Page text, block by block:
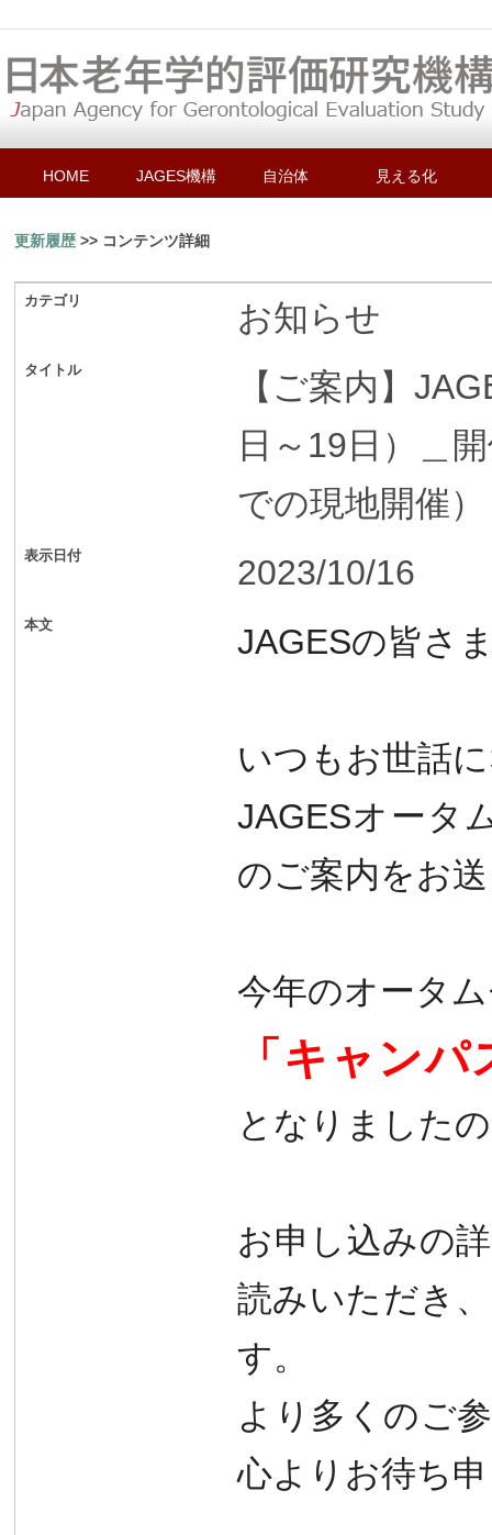
HOME JAGES機構 自治体 見える化
更新履歴 >> コンテンツ詳細
カテゴリ お知らせ
タイトル
【ご案内】
日～19日）＿
での現地開催）
表示日付 2023/10/16
本文 JAGESの皆さ
いつもお世話
JAGESオータ
のご案内をお
今年のオータ
「 キャンパ
となりました
お申し込みの
読みいただき、
す。
より多くのご
心よりお待ち申